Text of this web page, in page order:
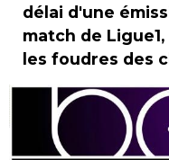
délai d'une
match de
les foudres des